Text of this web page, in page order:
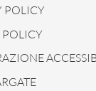
POLICY